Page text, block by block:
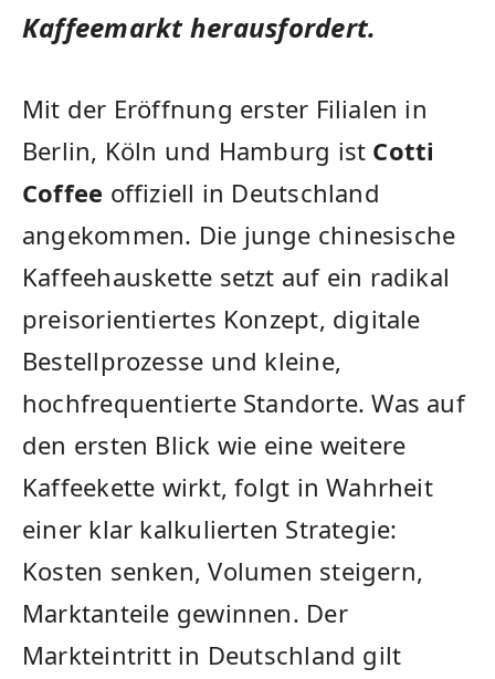
Kaffeemarkt herausfordert.
Mit der Eröffnung erster Filialen in
Berlin, Köln und Hamburg ist Cotti
Coffee offiziell in Deutschland
angekommen. Die junge chinesische
Kaffeehauskette setzt auf ein radikal
preisorientiertes Konzept, digitale
Bestellprozesse und kleine,
hochfrequentierte Standorte. Was auf
den ersten Blick wie eine weitere
Kaffeekette wirkt, folgt in Wahrheit
einer klar kalkulierten Strategie:
Kosten senken, Volumen steigern,
Marktanteile gewinnen. Der
Markteintritt in Deutschland gilt